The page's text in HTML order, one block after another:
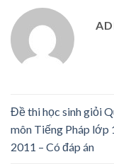
Đề thi học sinh giỏi
môn Tiếng Pháp lớp
2011 – Có đáp án